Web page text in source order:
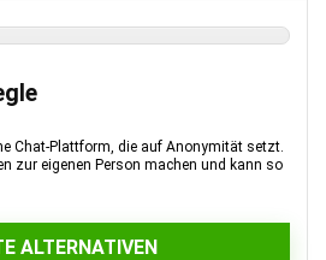
Chat-Plattform, die auf Anonymität setzt.
zur eigenen Person machen und kann so
ALTERNATIVEN